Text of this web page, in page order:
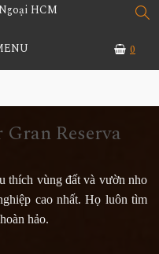
0
Gran Reserva
thích vùng đất và vườn nho
cao nhất. Họ luôn tìm
hảo.